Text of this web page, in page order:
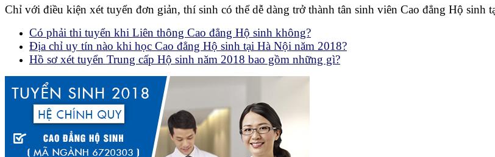
Chỉ với điều kiện xét tuyển đơn giản, thí sinh có thể dễ dàng trở thành tân sinh viên Cao đẳng Hộ sinh
Có phải thi tuyển khi Liên thông Cao đẳng Hộ sinh không?
Địa chỉ uy tín nào khi học Cao đẳng Hộ sinh tại Hà Nội năm 2018?
Hồ sơ xét tuyển Trung cấp Hộ sinh năm 2018 bao gồm những gì?